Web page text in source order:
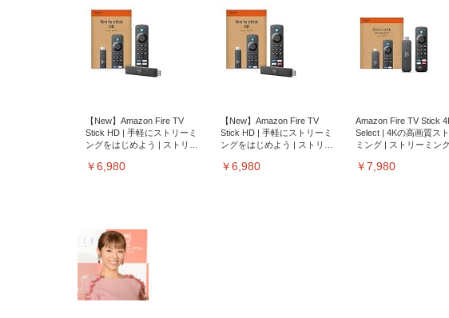
【New】Amazon Fire TV
Stick HD | 手軽にストリーミ
ングをはじめよう | ストリー
￥6,980
【New】Amazon Fire TV
Stick HD | 手軽にストリーミ
ングをはじめよう | ストリー
￥6,980
Amazon Fire TV Stick
Select | 4Kの高画質ス
ミング | ストリーミング
￥7,980